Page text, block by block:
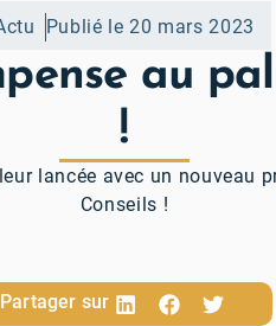
Publié le 20 mars 2023
au
!
lancée avec un nouveau
Conseils !
Partager sur